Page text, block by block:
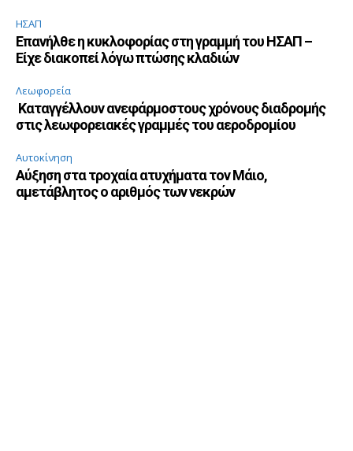
ΗΣΑΠ
Επανήλθε η κυκλοφορίας στη γραμμή του ΗΣΑΠ –
Είχε διακοπεί λόγω πτώσης κλαδιών
Λεωφορεία
Καταγγέλλουν ανεφάρμοστους χρόνους διαδρομής
στις λεωφορειακές γραμμές του αεροδρομίου
Αυτοκίνηση
Αύξηση στα τροχαία ατυχήματα τον Μάιο,
αμετάβλητος ο αριθμός των νεκρών